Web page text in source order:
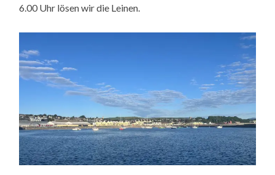
6.00 Uhr lösen wir die Leinen.